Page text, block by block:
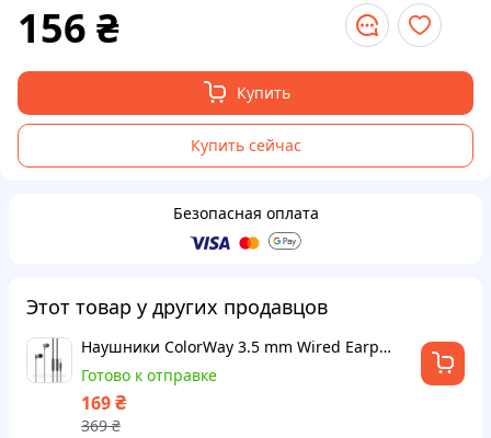
156 ₴
Купить
Купить сейчас
Безопасная оплата
Этот товар у других продавцов
Наушники ColorWay 3.5 mm Wired Earphone UrbanBeat Black (CW-WD03BK)
Готово к отправке
169₴
369₴